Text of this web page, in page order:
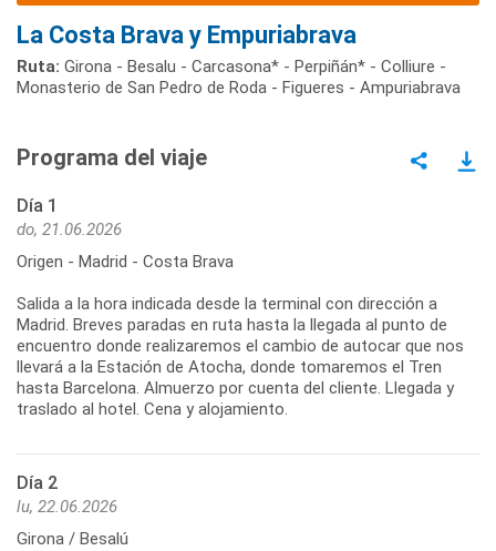
La Costa Brava y Empuriabrava
Ruta: Girona - Besalu - Carcasona* - Perpiñán* - Colliure -
Monasterio de San Pedro de Roda - Figueres - Ampuriabrava
Programa del viaje
Día 1
do, 21.06.2026
Origen - Madrid - Costa Brava
Salida a la hora indicada desde la terminal con dirección a
Madrid. Breves paradas en ruta hasta la llegada al punto de
encuentro donde realizaremos el cambio de autocar que nos
llevará a la Estación de Atocha, donde tomaremos el Tren
hasta Barcelona. Almuerzo por cuenta del cliente. Llegada y
traslado al hotel. Cena y alojamiento.
Día 2
lu, 22.06.2026
Girona / Besalú